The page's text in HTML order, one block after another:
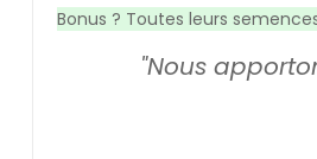
Bonus ? Toutes leurs
"Nous